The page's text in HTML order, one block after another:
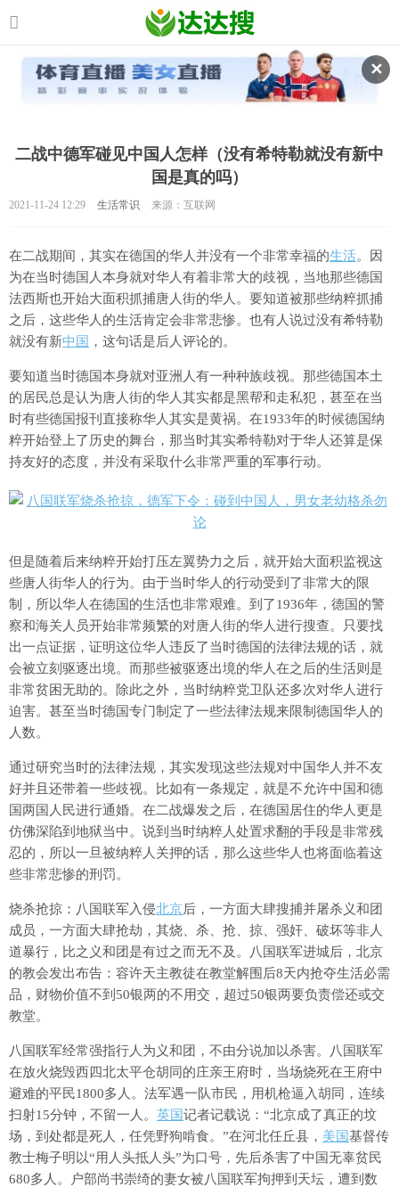
✕
二战中德军碰见中国人怎样（没有希特勒就没有新中
国是真的吗）
2021-11-24 12:29 生活常识 来源：互联网
在二战期间，其实在德国的华人并没有一个非常幸福的生活。因
为在当时德国人本身就对华人有着非常大的歧视，当地那些德国
法西斯也开始大面积抓捕唐人街的华人。要知道被那些纳粹抓捕
之后，这些华人的生活肯定会非常悲惨。也有人说过没有希特勒
就没有新中国 ，这句话是后人评论的。
要知道当时德国本身就对亚洲人有一种种族歧视。那些德国本土
的居民总是认为唐人街的华人其实都是黑帮和走私犯，甚至在当
时有些德国报刊直接称华人其实是黄祸。在1933年的时候德国纳
粹开始登上了历史的舞台，那当时其实希特勒对于华人还算是保
持友好的态度，并没有采取什么非常严重的军事行动。
但是随着后来纳粹开始打压左翼势力之后，就开始大面积监视这
些唐人街华人的行为。由于当时华人的行动受到了非常大的限
制，所以华人在德国的生活也非常艰难。到了1936年，德国的警
察和海关人员开始非常频繁的对唐人街的华人进行搜查。只要找
出一点证据，证明这位华人违反了当时德国的法律法规的话，就
会被立刻驱逐出境。而那些被驱逐出境的华人在之后的生活则是
非常贫困无助的。除此之外，当时纳粹党卫队还多次对华人进行
迫害。甚至当时德国专门制定了一些法律法规来限制德国华人的
人数。
通过研究当时的法律法规，其实发现这些法规对中国华人并不友
好并且还带着一些歧视。比如有一条规定，就是不允许中国和德
国两国人民进行通婚。在二战爆发之后，在德国居住的华人更是
仿佛深陷到地狱当中。说到当时纳粹人处置求翻的手段是非常残
忍的，所以一旦被纳粹人关押的话，那么这些华人也将面临着这
些非常悲惨的刑罚。
烧杀抢掠：八国联军入侵北京后，一方面大肆搜捕并屠杀义和团
成员，一方面大肆抢劫，其烧、杀、抢、掠、强奸、破坏等非人
道暴行，比之义和团是有过之而无不及。八国联军进城后，北京
的教会发出布告：容许天主教徒在教堂解围后8天内抢夺生活必需
品，财物价值不到50银两的不用交，超过50银两要负责偿还或交
教堂。
八国联军经常强指行人为义和团，不由分说加以杀害。八国联军
在放火烧毁西四北太平仓胡同的庄亲王府时，当场烧死在王府中
避难的平民1800多人。法军遇一队市民，用机枪逼入胡同，连续
扫射15分钟，不留一人。 英国记者记载说：“北京成了真正的坟
场，到处都是死人，任凭野狗啃食。”在河北任丘县， 美国基督传
教士梅子明以“用人头抵人头”为口号，先后杀害了中国无辜贫民
680多人。户部尚书崇绮的妻女被八国联军拘押到天坛，遭到数